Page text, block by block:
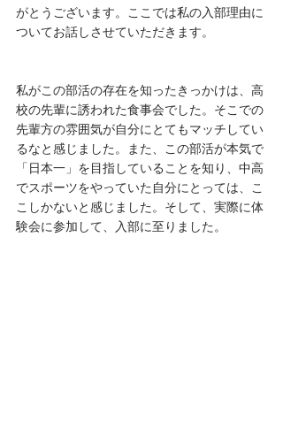
がとうございます。ここでは私の入部理由に
ついてお話しさせていただきます。
私がこの部活の存在を知ったきっかけは、高
校の先輩に誘われた食事会でした。そこでの
先輩方の雰囲気が自分にとてもマッチしてい
るなと感じました。また、この部活が本気で
「日本一」を目指していることを知り、中高
でスポーツをやっていた自分にとっては、こ
こしかないと感じました。そして、実際に体
験会に参加して、入部に至りました。